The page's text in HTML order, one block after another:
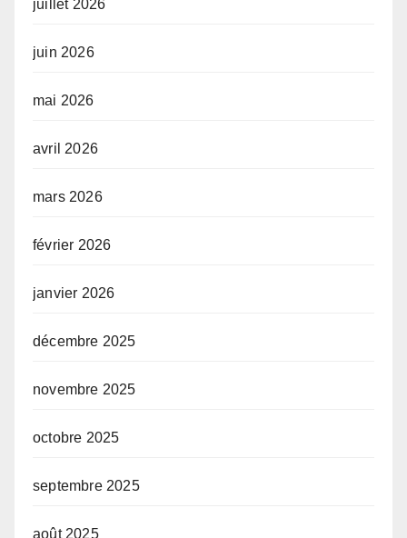
juillet 2026
juin 2026
mai 2026
avril 2026
mars 2026
février 2026
janvier 2026
décembre 2025
novembre 2025
octobre 2025
septembre 2025
août 2025